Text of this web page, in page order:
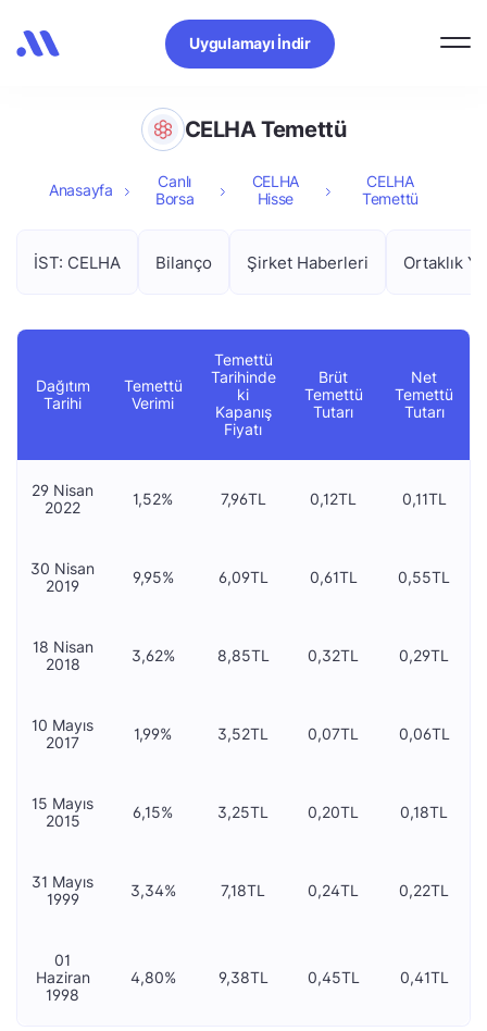
Uygulamayı İndir
CELHA Temettü
Anasayfa
Canlı
Borsa
CELHA
Hisse
CELHA
Temettü
İST: CELHA Bilanço Şirket Haberleri Ortaklık
Dağıtım
Tarihi
Temettü
Verimi
Temettü
Tarihinde
ki
Kapanış
Fiyatı
Brüt
Temettü
Tutarı
Net
Temettü
Tutarı
29 Nisan
2022
1,52% 7,96TL 0,12TL 0,11TL
30 Nisan
2019
9,95% 6,09TL 0,61TL 0,55TL
18 Nisan
2018
3,62% 8,85TL 0,32TL 0,29TL
10 Mayıs
2017
1,99% 3,52TL 0,07TL 0,06TL
15 Mayıs
2015
6,15% 3,25TL 0,20TL 0,18TL
31 Mayıs
1999
3,34% 7,18TL 0,24TL 0,22TL
01
Haziran
1998
4,80% 9,38TL 0,45TL 0,41TL